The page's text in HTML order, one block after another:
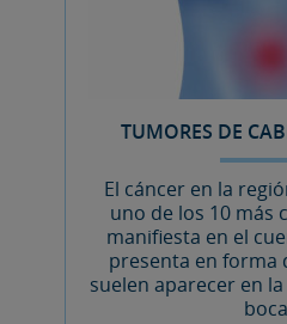
TUMORES DE
El cáncer en la
uno de los 10 más
manifiesta en el
presenta en forma
suelen aparecer en